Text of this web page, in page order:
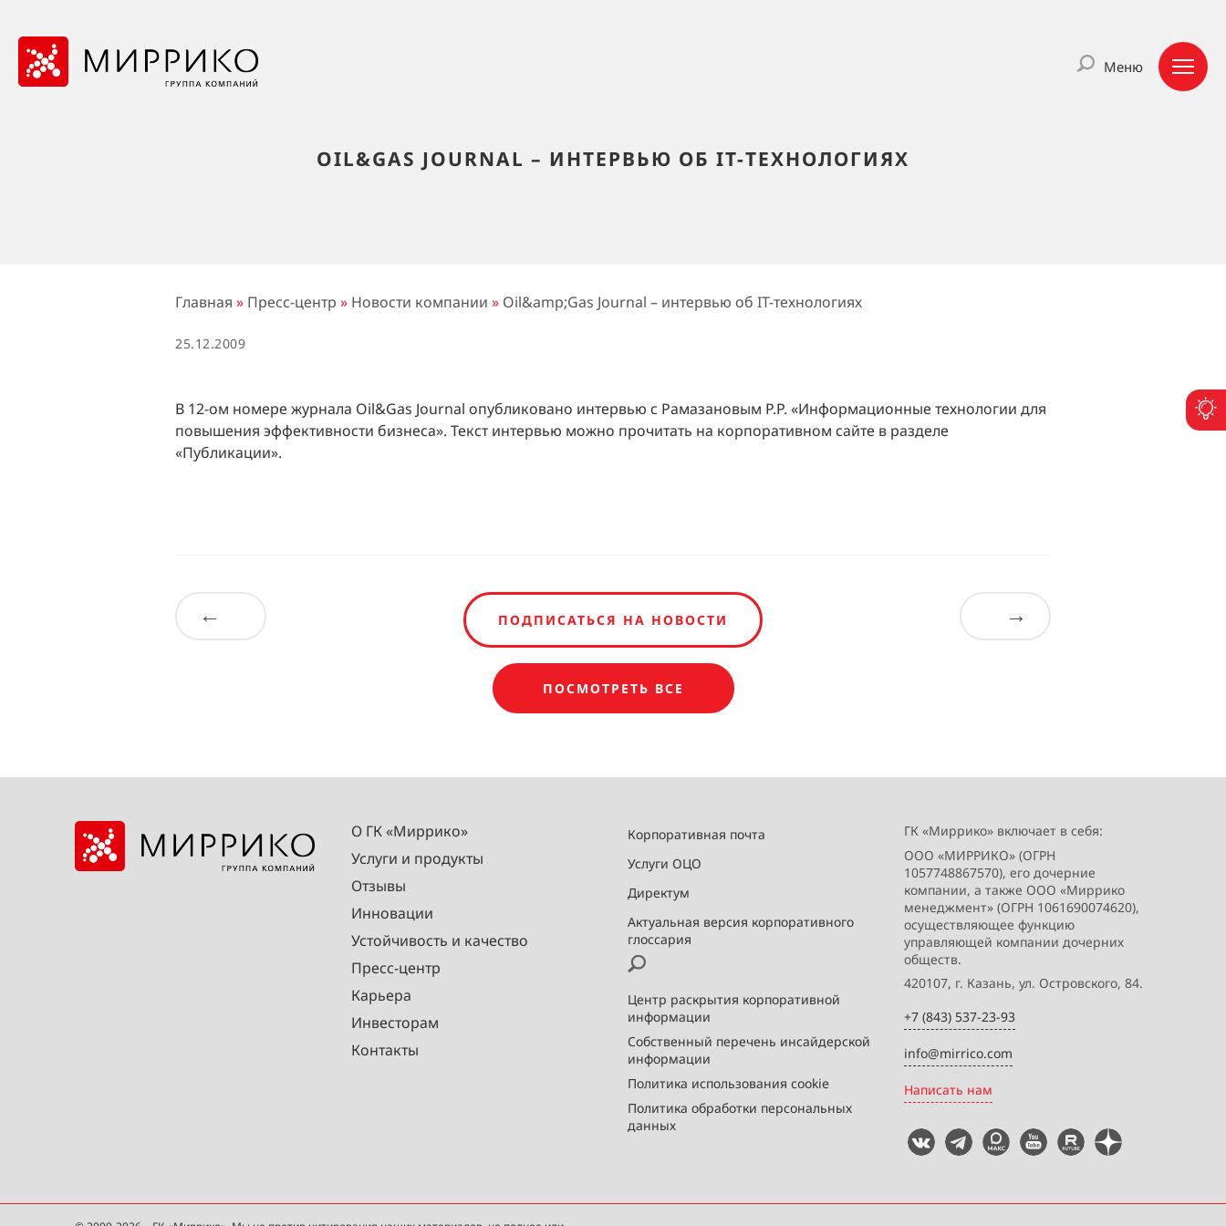
Меню
OIL&GAS JOURNAL – ИНТЕРВЬЮ ОБ IT-ТЕХНОЛОГИЯХ
Главная » Пресс-центр » Новости компании » Oil&amp;Gas Journal – интервью об IT-технологиях
25.12.2009
В 12-ом номере журнала Oil&Gas Journal опубликовано интервью с Рамазановым Р.Р. «Информационные технологии для
повышения эффективности бизнеса». Текст интервью можно прочитать на корпоративном сайте в разделе
«Публикации».
← ПОДПИСАТЬСЯ НА НОВОСТИ
ПОСМОТРЕТЬ ВСЕ
→
О ГК «Миррико»
Услуги и продукты
Отзывы
Инновации
Устойчивость и качество
Пресс-центр
Карьера
Инвесторам
Контакты
Корпоративная почта
Услуги ОЦО
Директум
Актуальная версия корпоративного
глоссария
Центр раскрытия корпоративной
информации
Собственный перечень инсайдерской
информации
Политика использования cookie
Политика обработки персональных
данных
ГК «Миррико» включает в себя:
ООО «МИРРИКО» (ОГРН
1057748867570), его дочерние
компании, а также ООО «Миррико
менеджмент» (ОГРН 1061690074620),
осуществляющее функцию
управляющей компании дочерних
обществ.
420107, г. Казань, ул. Островского, 84.
+7 (843) 537-23-93
info@mirrico.com
Написать нам